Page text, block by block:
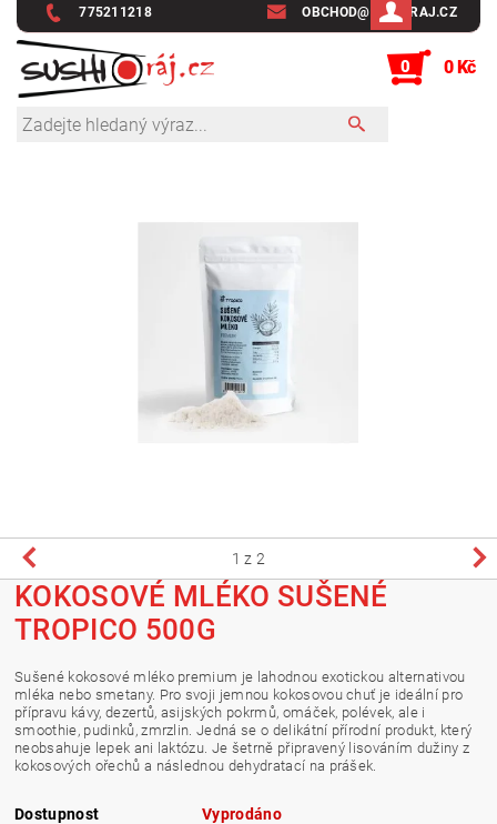
775211218 OBCHOD@SUSHIRAJ.CZ
0 0 Kč
1 z 2
KOKOSOVÉ MLÉKO SUŠENÉ
TROPICO 500G
Sušené kokosové mléko premium je lahodnou exotickou alternativou
mléka nebo smetany. Pro svoji jemnou kokosovou chuť je ideální pro
přípravu kávy, dezertů, asijských pokrmů, omáček, polévek, ale i
smoothie, pudinků, zmrzlin. Jedná se o delikátní přírodní produkt, který
neobsahuje lepek ani laktózu. Je šetrně připravený lisováním dužiny z
kokosových ořechů a následnou dehydratací na prášek.
Dostupnost
Vyprodáno